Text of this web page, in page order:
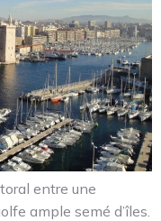
entre une
ample semé d’îles.